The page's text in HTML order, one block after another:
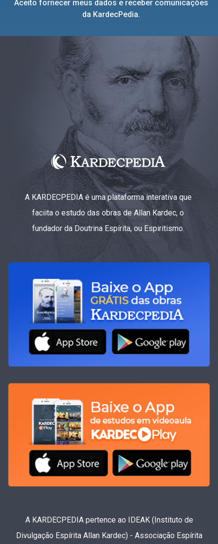
Aceito fornecer meus dados e receber comunicações
da KardecPedia.
A KARDECPEDIA é uma plataforma interativa que
faciita o estudo das obras de Allan Kardec, o
fundador da Doutrina Espírita, ou Espiritismo.
A KARDECPEDIA pertence ao IDEAK (Instituto de
Divulgação Espírita Allan Kardec) - Associação Espírita